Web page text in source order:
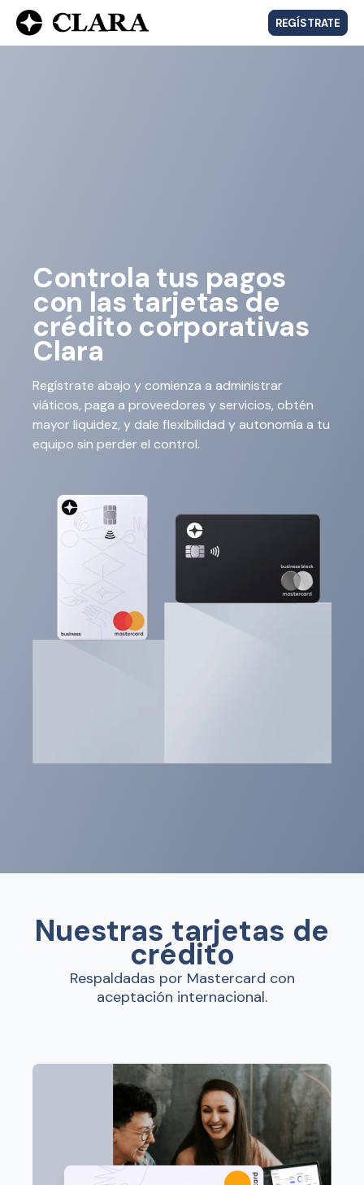
REGÍSTRATE
Controla tus pagos
con las tarjetas de
crédito corporativas
Clara
Regístrate abajo y comienza a administrar
viáticos, paga a proveedores y servicios, obtén
mayor liquidez, y dale flexibilidad y autonomía a tu
equipo sin perder el control.
Nuestras tarjetas de
crédito
Respaldadas por Mastercard con
aceptación internacional.